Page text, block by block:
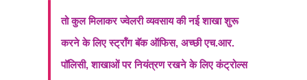
तो कुल मिलाकर ज्वेलरी व्यवसाय की नई शाखा शुरू
करने के लिए स्ट्रॉंग बॅक ऑफिस, अच्छी एच.आर.
पॉलिसी, शाखाओं पर नियंत्रण रखने के लिए कंट्रोल्स